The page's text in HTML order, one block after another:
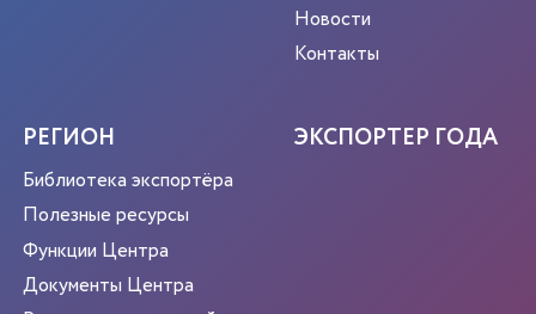
Новости
Контакты
РЕГИОН
Библиотека экспортёра
Полезные ресурсы
Функции Центра
Документы Центра
ЭКСПОРТЕР ГОДА